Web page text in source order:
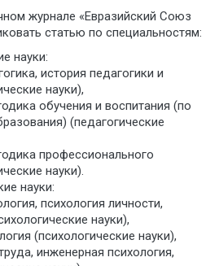
журнале «Евразийский Союз
статью по специальностям:
науки:
история педагогики и
науки),
обучения и воспитания (по
(педагогические
профессионального
науки).
науки:
психология личности,
науки),
(психологические науки),
инженерная психология,